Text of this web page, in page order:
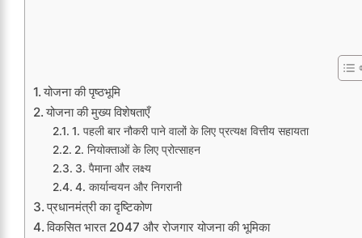
योजना की पृष्ठभूमि
योजना की मुख्य विशेषताएँ
1. पहली बार नौकरी पाने वालों के लिए प्रत्यक्ष वित्तीय सहायता
2. नियोक्ताओं के लिए प्रोत्साहन
3. पैमाना और लक्ष्य
4. कार्यान्वयन और निगरानी
प्रधानमंत्री का दृष्टिकोण
विकसित भारत 2047 और रोजगार योजना की भूमिका